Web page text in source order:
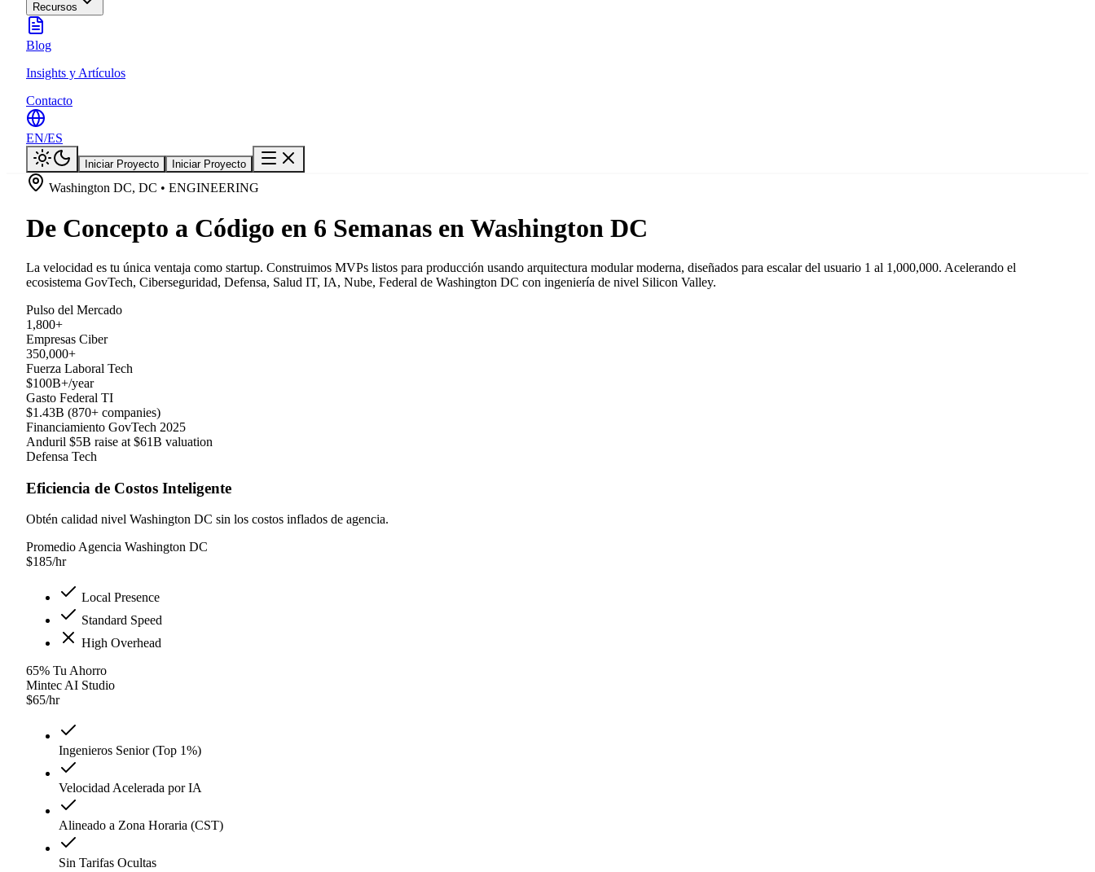
Recursos
Blog
Insights y Artículos
Contacto
EN/ES
Iniciar Proyecto Iniciar Proyecto
Washington DC, DC • ENGINEERING
De Concepto a Código en 6 Semanas en Washington DC
La velocidad es tu única ventaja como startup. Construimos MVPs listos para producción usando arquitectura modular moderna, diseñados para escalar del usuario 1 al 1,000,000. Acelerando el
ecosistema GovTech, Ciberseguridad, Defensa, Salud IT, IA, Nube, Federal de Washington DC con ingeniería de nivel Silicon Valley.
Pulso del Mercado
1,800+
Empresas Ciber
350,000+
Fuerza Laboral Tech
$100B+/year
Gasto Federal TI
$1.43B (870+ companies)
Financiamiento GovTech 2025
Anduril $5B raise at $61B valuation
Defensa Tech
Eficiencia de Costos Inteligente
Obtén calidad nivel Washington DC sin los costos inflados de agencia.
Promedio Agencia Washington DC
$185/hr
Local Presence
Standard Speed
High Overhead
65% Tu Ahorro
Mintec AI Studio
$65/hr
Ingenieros Senior (Top 1%)
Velocidad Acelerada por IA
Alineado a Zona Horaria (CST)
Sin Tarifas Ocultas